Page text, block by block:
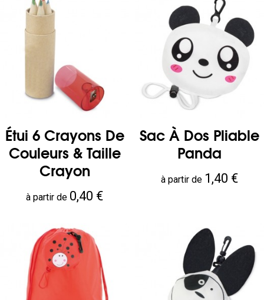
Étui 6 Crayons De
Couleurs & Taille
Crayon
Prix
à partir de 0,40 €
Sac À Dos Pliable
Panda
Prix
à partir de 1,40 €